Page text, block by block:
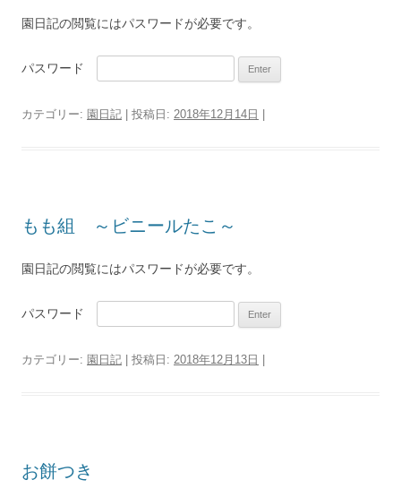
園日記の閲覧にはパスワードが必要です。
パスワード
カテゴリー: 園日記 | 投稿日: 2018年12月14日 |
もも組 ～ビニールたこ～
園日記の閲覧にはパスワードが必要です。
パスワード
カテゴリー: 園日記 | 投稿日: 2018年12月13日 |
お餅つき